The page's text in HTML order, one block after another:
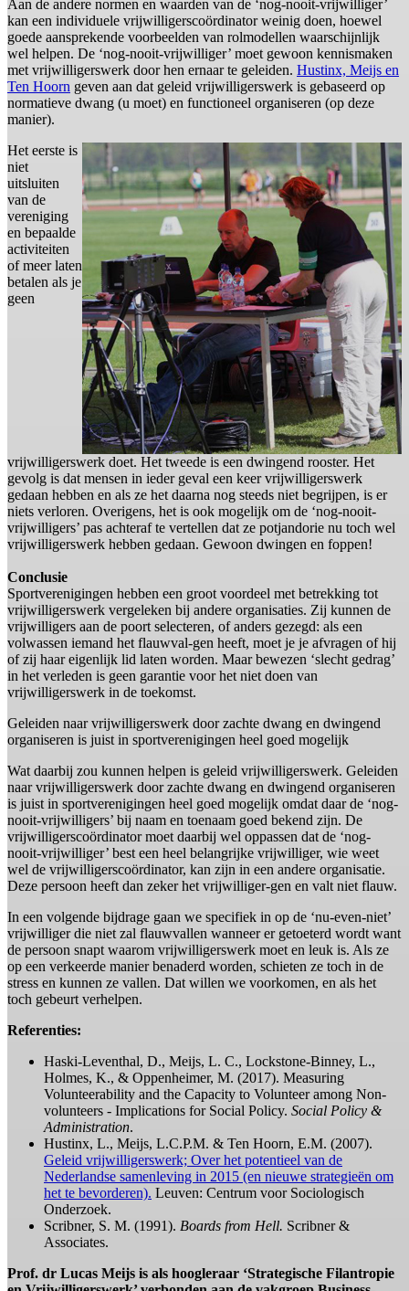
Aan de andere normen en waarden van de ‘nog-nooit-vrijwilliger’
kan een individuele vrijwilligerscoördinator weinig doen, hoewel
goede aansprekende voorbeelden van rolmodellen waarschijnlijk
wel helpen. De ‘nog-nooit-vrijwilliger’ moet gewoon kennismaken
met vrijwilligerswerk door hen ernaar te geleiden. Hustinx, Meijs en
Ten Hoorn geven aan dat geleid vrijwilligerswerk is gebaseerd op
normatieve dwang (u moet) en functioneel organiseren (op deze
manier).
Het eerste is
niet
uitsluiten
van de
vereniging
en bepaalde
activiteiten
of meer laten
betalen als je
geen
vrijwilligerswerk doet. Het tweede is een dwingend rooster. Het
gevolg is dat mensen in ieder geval een keer vrijwilligerswerk
gedaan hebben en als ze het daarna nog steeds niet begrijpen, is er
niets verloren. Overigens, het is ook mogelijk om de ‘nog-nooit-
vrijwilligers’ pas achteraf te vertellen dat ze potjandorie nu toch wel
vrijwilligerswerk hebben gedaan. Gewoon dwingen en foppen!
Conclusie
Sportverenigingen hebben een groot voordeel met betrekking tot
vrijwilligerswerk vergeleken bij andere organisaties. Zij kunnen de
vrijwilligers aan de poort selecteren, of anders gezegd: als een
volwassen iemand het flauwval-gen heeft, moet je je afvragen of hij
of zij haar eigenlijk lid laten worden. Maar bewezen ‘slecht gedrag’
in het verleden is geen garantie voor het niet doen van
vrijwilligerswerk in de toekomst.
Geleiden naar vrijwilligerswerk door zachte dwang en dwingend
organiseren is juist in sportverenigingen heel goed mogelijk
Wat daarbij zou kunnen helpen is geleid vrijwilligerswerk. Geleiden
naar vrijwilligerswerk door zachte dwang en dwingend organiseren
is juist in sportverenigingen heel goed mogelijk omdat daar de ‘nog-
nooit-vrijwilligers’ bij naam en toenaam goed bekend zijn. De
vrijwilligerscoördinator moet daarbij wel oppassen dat de ‘nog-
nooit-vrijwilliger’ best een heel belangrijke vrijwilliger, wie weet
wel de vrijwilligerscoördinator, kan zijn in een andere organisatie.
Deze persoon heeft dan zeker het vrijwilliger-gen en valt niet flauw.
In een volgende bijdrage gaan we specifiek in op de ‘nu-even-niet’
vrijwilliger die niet zal flauwvallen wanneer er getoeterd wordt want
de persoon snapt waarom vrijwilligerswerk moet en leuk is. Als ze
op een verkeerde manier benaderd worden, schieten ze toch in de
stress en kunnen ze vallen. Dat willen we voorkomen, en als het
toch gebeurt verhelpen.
Referenties:
Haski‐Leventhal, D., Meijs, L. C., Lockstone‐Binney, L.,
Holmes, K., & Oppenheimer, M. (2017). Measuring
Volunteerability and the Capacity to Volunteer among Non‐
volunteers - Implications for Social Policy. Social Policy &
Administration.
Hustinx, L., Meijs, L.C.P.M. & Ten Hoorn, E.M. (2007).
Geleid vrijwilligerswerk; Over het potentieel van de
Nederlandse samenleving in 2015 (en nieuwe strategieën om
het te bevorderen). Leuven: Centrum voor Sociologisch
Onderzoek.
Scribner, S. M. (1991). Boards from Hell. Scribner &
Associates.
Prof. dr Lucas Meijs is als hoogleraar ‘Strategische Filantropie